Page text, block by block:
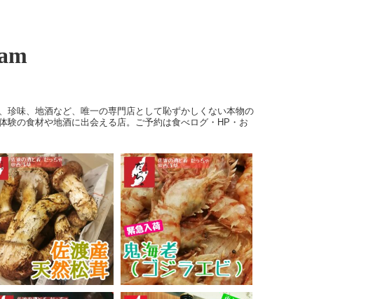
珍味、地酒など、唯一の専門店として恥ずかしくない本物の
験の食材や地酒に出会える店。ご予約は食べログ・HP・お